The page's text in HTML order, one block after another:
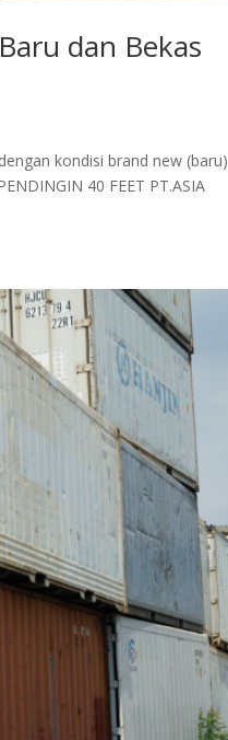
dan Bekas
kondisi brand new (baru)
40 FEET PT.ASIA